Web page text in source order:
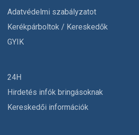
Adatvédelmi szabályzatot
Kerékpárboltok / Kereskedők
GYIK
24H
Hirdetés infók bringásoknak
Kereskedői információk